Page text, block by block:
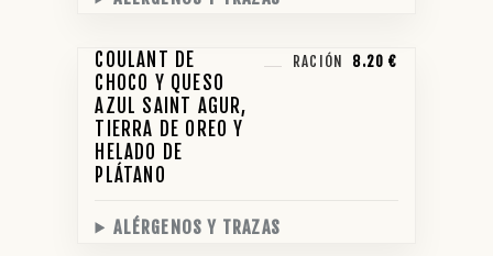
COULANT DE
CHOCO Y QUESO
AZUL SAINT AGUR,
TIERRA DE OREO Y
HELADO DE
PLÁTANO
RACIÓN 8.20 €
ALÉRGENOS Y TRAZAS